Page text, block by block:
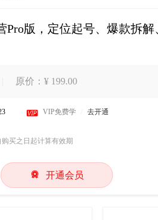
Pro版，定位起号、爆款拆
原价：¥ 199.00
 VIP免费学 去开通
购买之日起计算有效期
 开通会员